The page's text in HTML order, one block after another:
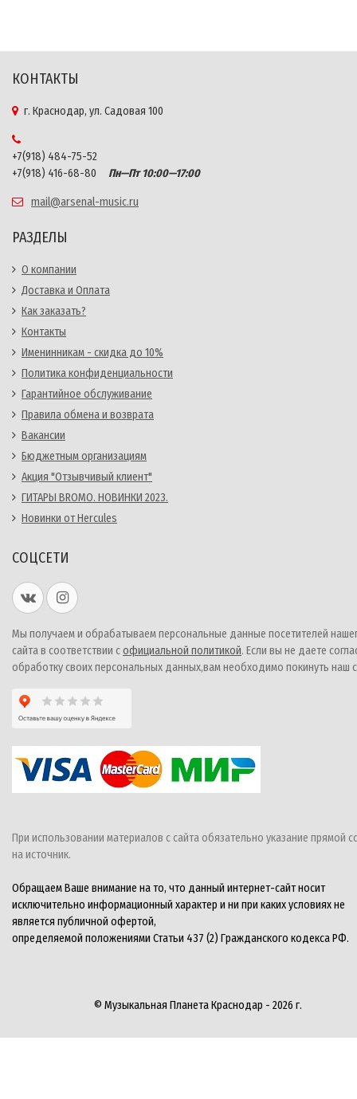
КОНТАКТЫ
г. Краснодар, ул. Садовая 100
+7(918) 484-75-52
+7(918) 416-68-80
Пн—Пт 10:00—17:00
mail@arsenal-music.ru
РАЗДЕЛЫ
О компании
Доставка и Оплата
Как заказать?
Контакты
Именинникам - скидка до 10%
Политика конфиденциальности
Гарантийное обслуживание
Правила обмена и возврата
Вакансии
Бюджетным организациям
Акция "Отзывчивый клиент"
ГИТАРЫ BROMO. НОВИНКИ 2023.
Новинки от Hercules
СОЦСЕТИ
Мы получаем и обрабатываем персональные данные посетителей
сайта в соответствии софициальной политикой. Если вы не даете
обработку своих персональных данных,вам необходимо покинуть наш
При использовании материалов с сайта обязательно указание прямой
на источник.
Обращаем Ваше внимание на то, что данный интернет-сайт носит
исключительно информационный характер и ни при каких условиях не
является публичной офертой,
определяемой положениями Статьи 437 (2) Гражданского кодекса РФ.
© Музыкальная Планета Краснодар - 2026 г.